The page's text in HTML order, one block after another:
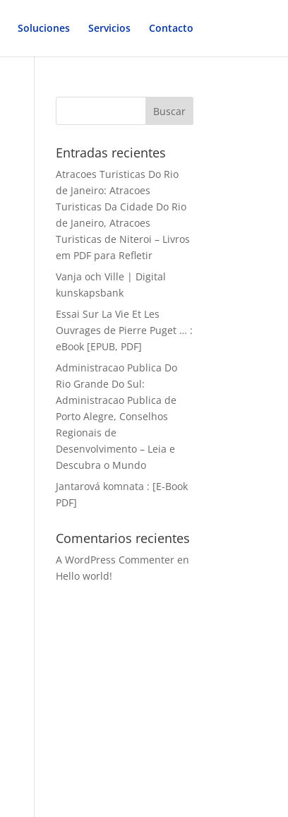
Soluciones Servicios Contacto
Entradas recientes
Atracoes Turisticas Do Rio
de Janeiro: Atracoes
Turisticas Da Cidade Do Rio
de Janeiro, Atracoes
Turisticas de Niteroi – Livros
em PDF para Refletir
Vanja och Ville | Digital
kunskapsbank
Essai Sur La Vie Et Les
Ouvrages de Pierre Puget … :
eBook [EPUB, PDF]
Administracao Publica Do
Rio Grande Do Sul:
Administracao Publica de
Porto Alegre, Conselhos
Regionais de
Desenvolvimento – Leia e
Descubra o Mundo
Jantarová komnata : [E-Book
PDF]
Comentarios recientes
A WordPress Commenter en
Hello world!